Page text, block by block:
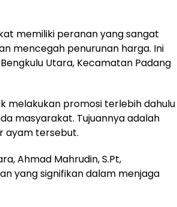
memiliki peranan yang sangat
mencegah penurunan harga. Ini
Utara, Kecamatan Padang
melakukan promosi terlebih dahulu
masyarakat. Tujuannya adalah
ayam tersebut.
Ahmad Mahrudin, S.Pt,
yang signifikan dalam menjaga